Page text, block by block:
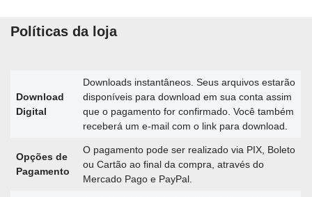
Políticas da loja
Download
Digital
Downloads instantâneos. Seus arquivos estarão
disponíveis para download em sua conta assim
que o pagamento for confirmado. Você também
receberá um e-mail com o link para download.
Opções de
Pagamento
O pagamento pode ser realizado via PIX, Boleto
ou Cartão ao final da compra, através do
Mercado Pago e PayPal.